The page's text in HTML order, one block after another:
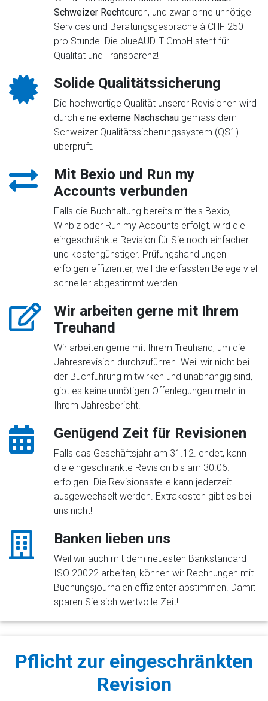
Schweizer Rechtdurch, und zwar ohne unnötige
Services und Beratungsgespräche à CHF 250
pro Stunde. Die blueAUDIT GmbH steht für
Qualität und Transparenz!
Solide Qualitätssicherung
Die hochwertige Qualität unserer Revisionen wird
durch eine externe Nachschaugemäss dem
Schweizer Qualitätssicherungssystem (QS1)
überprüft.
Mit Bexio und Run my
Accounts verbunden
Falls die Buchhaltung bereits mittels Bexio,
Winbiz oder Run my Accounts erfolgt, wird die
eingeschränkte Revision für Sie noch einfacher
und kostengünstiger. Prüfungshandlungen
erfolgen effizienter, weil die erfassten Belege viel
schneller abgestimmt werden.
Wir arbeiten gerne mit Ihrem
Treuhand
Wir arbeiten gerne mit Ihrem Treuhand, um die
Jahresrevision durchzuführen. Weil wir nicht bei
der Buchführung mitwirken und unabhängig sind,
gibt es keine unnötigen Offenlegungen mehr in
Ihrem Jahresbericht!
Genügend Zeit für Revisionen
Falls das Geschäftsjahr am 31.12. endet, kann
die eingeschränkte Revision bis am 30.06.
erfolgen. Die Revisionsstelle kann jederzeit
ausgewechselt werden. Extrakosten gibt es bei
uns nicht!
Banken lieben uns
Weil wir auch mit dem neuesten Bankstandard
ISO 20022 arbeiten, können wir Rechnungen mit
Buchungsjournalen effizienter abstimmen. Damit
sparen Sie sich wertvolle Zeit!
Pflicht zur eingeschränkten
Revision